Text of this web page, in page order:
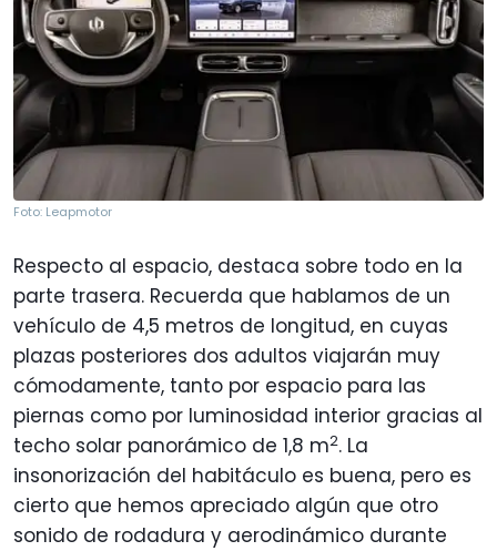
Foto: Leapmotor
Respecto al espacio, destaca sobre todo en la
parte trasera. Recuerda que hablamos de un
vehículo de 4,5 metros de longitud, en cuyas
plazas posteriores dos adultos viajarán muy
cómodamente, tanto por espacio para las
piernas como por luminosidad interior gracias al
techo solar panorámico de 1,8 m2. La
insonorización del habitáculo es buena, pero es
cierto que hemos apreciado algún que otro
sonido de rodadura y aerodinámico durante